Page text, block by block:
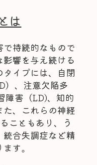
は
持続的なもので
響を与え続ける
イプには、自閉
）、注意欠陥多
障害（LD)、知的
、これらの神経
こともあり、う
合失調症など精
す。